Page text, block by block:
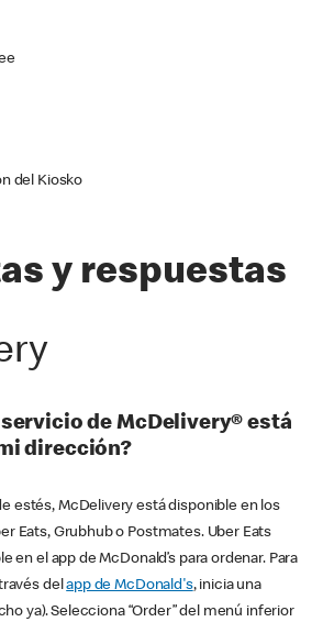
del Kiosko
y respuestas
de McDelivery® está
dirección?
estés, McDelivery está disponible en los
Eats, Grubhub o Postmates. Uber Eats
en el app de McDonald’s para ordenar. Para
delapp de McDonald's, inicia una
ya). Selecciona “Order” del menú inferior